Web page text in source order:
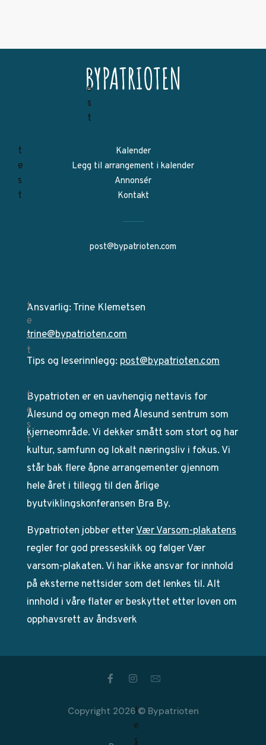
Kalender
Legg til arrangement i kalender
Annonsér
Kontakt
post@bypatrioten.com
Ansvarlig: Trine Klemetsen
trine@bypatrioten.com
Tips og leserinnlegg: post@bypatrioten.com
Bypatrioten er en uavhengig nettavis for
Ålesund og omegn med Ålesund sentrum som
kjerneområde. Vi dekker smått som stort og har
kultur, samfunn og lokalt næringsliv i fokus. Vi
står bak flere åpne arrangementer gjennom
hele året i tillegg til den årlige
byutviklingskonferansen Bra By.
Bypatrioten jobber etterVær Varsom-plakatens
regler for god presseskikk og følger Vær
varsom-plakaten. Vi har ikke ansvar for innhold
på eksterne nettsider som det lenkes til. Alt
innhold i våre flater er beskyttet etter loven om
opphavsrett av åndsverk
Copyright 2026 © Bypatrioten